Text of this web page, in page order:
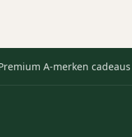
A-merken cadeaus